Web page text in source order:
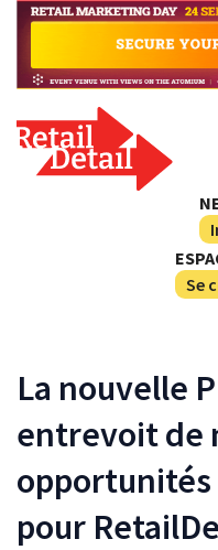
Se
La nouvelle
entrevoit de
opportunités
pour